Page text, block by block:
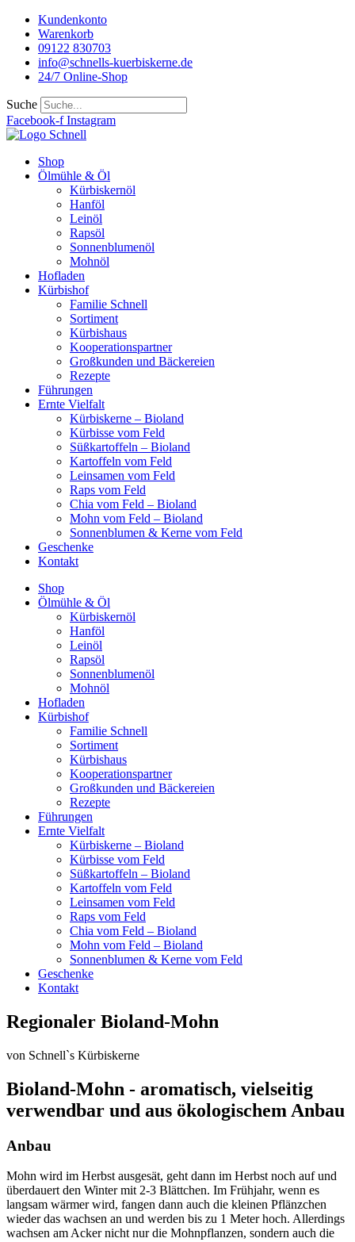
Kundenkonto
Warenkorb
09122 830703
info@schnells-kuerbiskerne.de
24/7 Online-Shop
Suche
Facebook-f Instagram
Shop
Ölmühle & Öl
Kürbiskernöl
Hanföl
Leinöl
Rapsöl
Sonnenblumenöl
Mohnöl
Hofladen
Kürbishof
Familie Schnell
Sortiment
Kürbishaus
Kooperationspartner
Großkunden und Bäckereien
Rezepte
Führungen
Ernte Vielfalt
Kürbiskerne – Bioland
Kürbisse vom Feld
Süßkartoffeln – Bioland
Kartoffeln vom Feld
Leinsamen vom Feld
Raps vom Feld
Chia vom Feld – Bioland
Mohn vom Feld – Bioland
Sonnenblumen & Kerne vom Feld
Geschenke
Kontakt
Shop
Ölmühle & Öl
Kürbiskernöl
Hanföl
Leinöl
Rapsöl
Sonnenblumenöl
Mohnöl
Hofladen
Kürbishof
Familie Schnell
Sortiment
Kürbishaus
Kooperationspartner
Großkunden und Bäckereien
Rezepte
Führungen
Ernte Vielfalt
Kürbiskerne – Bioland
Kürbisse vom Feld
Süßkartoffeln – Bioland
Kartoffeln vom Feld
Leinsamen vom Feld
Raps vom Feld
Chia vom Feld – Bioland
Mohn vom Feld – Bioland
Sonnenblumen & Kerne vom Feld
Geschenke
Kontakt
Regionaler Bioland-Mohn
von Schnell`s Kürbiskerne
Bioland-Mohn - aromatisch, vielseitig
verwendbar und aus ökologischem Anbau
Anbau
Mohn wird im Herbst ausgesät, geht dann im Herbst noch auf und
überdauert den Winter mit 2-3 Blättchen. Im Frühjahr, wenn es
langsam wärmer wird, fangen dann auch die kleinen Pflänzchen
wieder das wachsen an und werden bis zu 1 Meter hoch. Allerdings
wachsen am Acker nicht nur die Mohnpflanzen, sondern auch die